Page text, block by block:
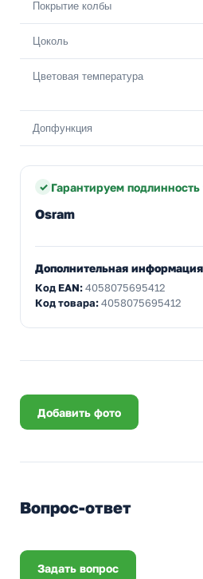
Покрытие колбы
Цоколь
Цветовая температура
Допфункция
Гарантируем подлинность
Osram
Дополнительная информация
Код EAN:4058075695412
Код товара:4058075695412
Добавить фото
Вопрос-ответ
Задать вопрос